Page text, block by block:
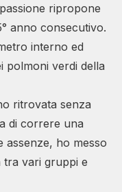
ripropone
anno consecutivo.
interno ed
polmoni verdi della
ritrovata senza
di correre una
assenze, ho messo
tra vari gruppi e